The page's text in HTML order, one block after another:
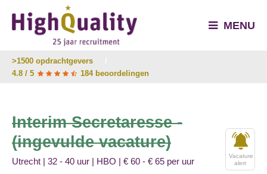
MENU
>1500 opdrachtgevers
4.8 / 5
184 beoordelingen
Interim Secretaresse -
(ingevulde vacature)
Vacature
alert
Utrecht | 32 - 40 uur | HBO | € 60 - € 65 per uur